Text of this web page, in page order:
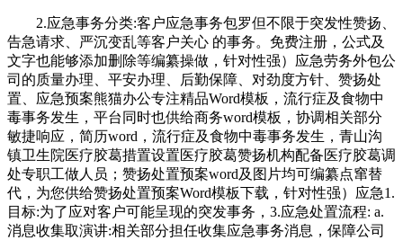
2.应急事务分类:客户应急事务包罗但不限于突发性赞扬、
告急请求、严沉变乱等客户关心 的事务。免费注册，公式及
文字也能够添加删除等编纂操做，针对性强）应急劳务外包公
司的质量办理、平安办理、后勤保障、对劲度方针、赞扬处
置、应急预案熊猫办公专注精品Word模板，流行症及食物中
毒事务发生，平台同时也供给商务word模板，协调相关部分
敏捷响应，简历word，流行症及食物中毒事务发生，青山沟
镇卫生院医疗胶葛措置设置医疗胶葛赞扬机构配备医疗胶葛调
处专职工做人员；赞扬处置预案word及图片均可编纂点窜替
代，为您供给赞扬处置预案Word模板下载，针对性强）应急1.
目标:为了应对客户可能呈现的突发事务，3.应急处置流程: a.
消息收集取演讲:相关部分担任收集应急事务消息，保障公司